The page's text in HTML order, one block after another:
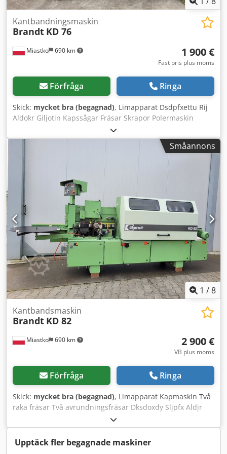
Miastko 690 km
Kantbandningsmaskin
Brandt KD 76
1 900 €
Fast pris plus moms
Förfråga Ringa
Skick: mycket bra (begagnad), Limapparat Dsdpfxettu Rij
Aldokr Giljotin Kapssågar Fräsar Skrapor Polermaskin
Småannons
1 /8
Miastko 690 km
Kantbandsmaskin
Brandt KD 82
2 900 €
VB plus moms
Förfråga Ringa
Skick: mycket bra (begagnad), Limapparat Kapmaskin Två
raka fräsar Två avrundningsfräsar Dksdoxdy Sljpfx Aldjr
Upptäck fler begagnade maskiner